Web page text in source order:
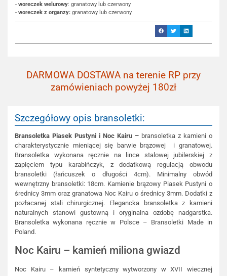
- woreczek welurowy: granatowy lub czerwony
- woreczek z organzy: granatowy lub czerwony
DARMOWA DOSTAWA na terenie RP przy
zamówieniach powyżej 180zł
Szczegółowy opis bransoletki:
Bransoletka Piasek Pustyni i Noc Kairu – bransoletka z kamieni o
charakterystycznie mieniącej się barwie brązowej i granatowej.
Bransoletka wykonana ręcznie na lince stalowej jubilerskiej z
zapięciem typu karabińczyk, z dodatkową regulacją obwodu
bransoletki (łańcuszek o długości 4cm). Minimalny obwód
wewnętrzny bransoletki: 18cm. Kamienie brązowy Piasek Pustyni o
średnicy 3mm oraz granatowa Noc Kairu o średnicy 3mm. Dodatki z
pozłacanej stali chirurgicznej. Elegancka bransoletka z kamieni
naturalnych stanowi gustowną i oryginalna ozdobę nadgarstka.
Bransoletka wykonana ręcznie w Polsce – Bransoletki Made in
Poland.
Noc Kairu – kamień miliona gwiazd
Noc Kairu – kamień syntetyczny wytworzony w XVII wiecznej